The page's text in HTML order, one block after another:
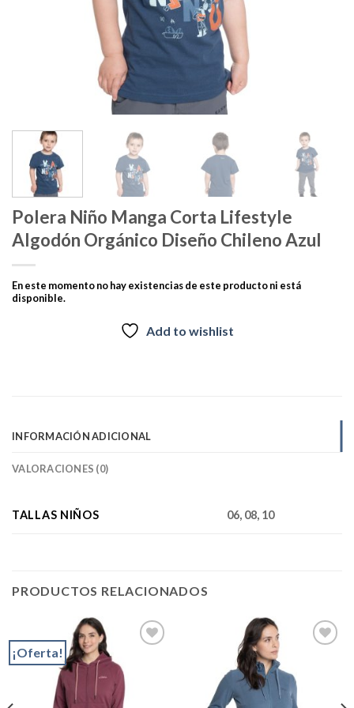
Polera Niño Manga Corta Lifestyle
Algodón Orgánico Diseño Chileno Azul
En este momento no hay existencias de este producto ni está
disponible.
Add to wishlist
INFORMACIÓN ADICIONAL
VALORACIONES (0)
TALLAS NIÑOS 06, 08, 10
PRODUCTOS RELACIONADOS
¡Oferta!